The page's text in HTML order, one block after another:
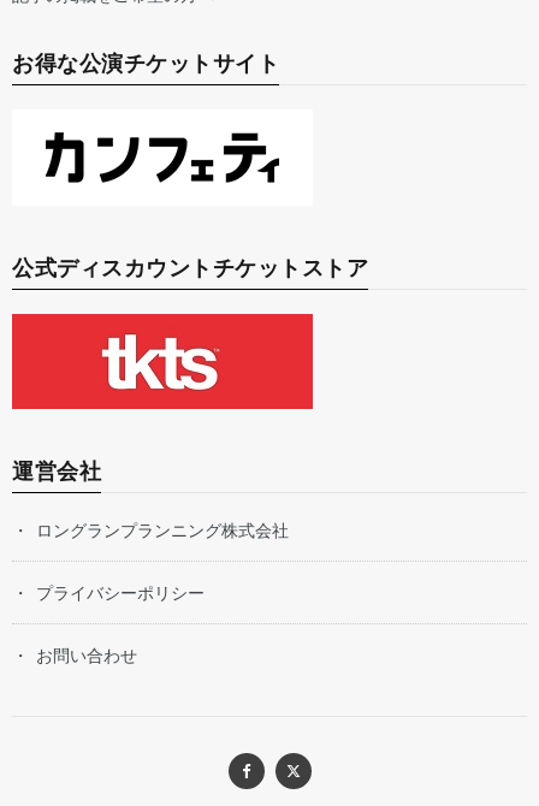
お得な公演チケットサイト
公式ディスカウントチケットストア
運営会社
ロングランプランニング株式会社
プライバシーポリシー
お問い合わせ